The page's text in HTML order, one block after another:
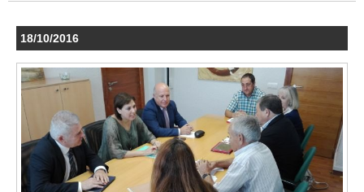
18/10/2016